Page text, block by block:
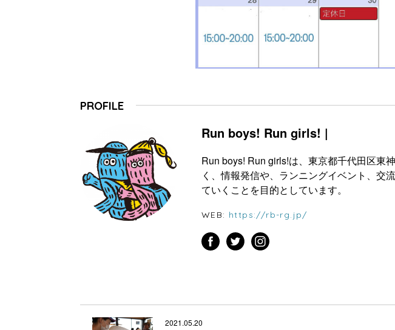
PROFILE
Run boys! Run girls! |
Run boys! Run girls!は、東京都千代田区東
く、情報発信や、ランニングイベント、交
ていくことを目的としています。
WEB: https://rb-rg.jp/
2021.05.20